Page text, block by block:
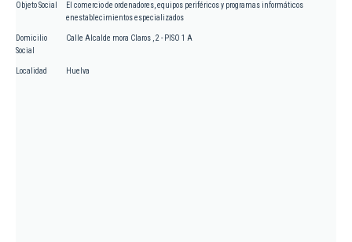
Objeto Social
El comercio de ordenadores, equipos periféricos y programas informáticos
enestablecimientos especializados
Domicilio
Social
Calle Alcalde mora Claros , 2 - PISO 1 A
Localidad Huelva